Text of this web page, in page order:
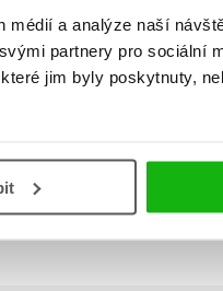
a analýze naší
partnery pro sociální
jim byly poskytnuty,
Zobraz záznamů